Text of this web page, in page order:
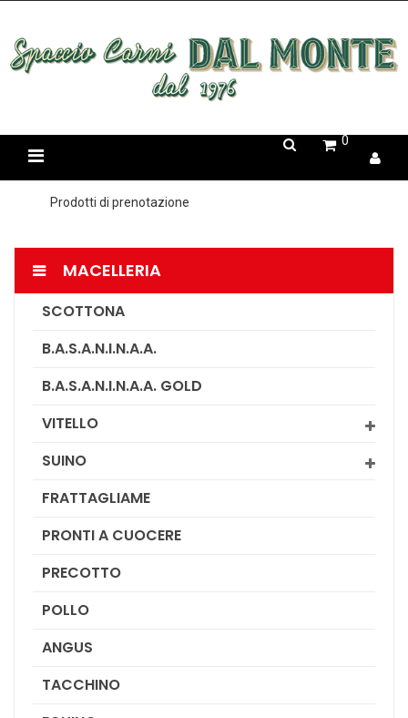
0
Prodotti di prenotazione
MACELLERIA
SCOTTONA
B.A.S.A.N.I.N.A.A.
B.A.S.A.N.I.N.A.A. GOLD
VITELLO
SUINO
FRATTAGLIAME
PRONTI A CUOCERE
PRECOTTO
POLLO
ANGUS
TACCHINO